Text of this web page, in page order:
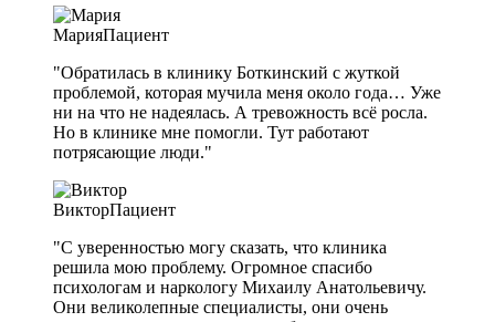
МарияПациент
"Обратилась в клинику Боткинский с жуткой
проблемой, которая мучила меня около года… Уже
ни на что не надеялась. А тревожность всё росла.
Но в клинике мне помогли. Тут работают
потрясающие люди."
ВикторПациент
"С уверенностью могу сказать, что клиника
решила мою проблему. Огромное спасибо
психологам и наркологу Михаилу Анатольевичу.
Они великолепные специалисты, они очень